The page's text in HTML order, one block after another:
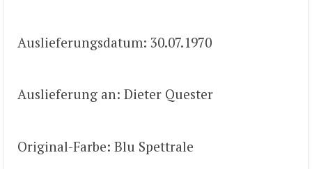
Auslieferungsdatum: 30.07.1970
Auslieferung an: Dieter Quester
Original-Farbe: Blu Spettrale